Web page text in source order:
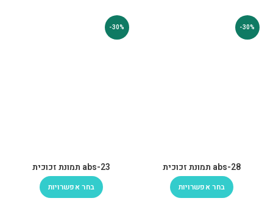
-30%
abs-28 תמונת זכוכית
בחר אפשרויות
-30%
abs-23 תמונת זכוכית
בחר אפשרויות